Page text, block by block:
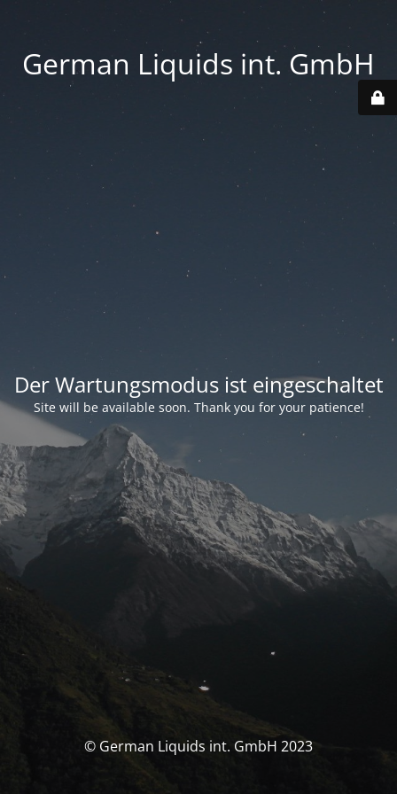
German Liquids int. GmbH
Der Wartungsmodus ist eingeschaltet
Site will be available soon. Thank you for your patience!
© German Liquids int. GmbH 2023